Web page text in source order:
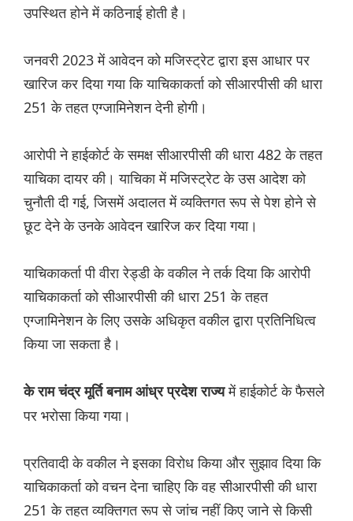
उपस्थित होने में कठिनाई होती है।
जनवरी 2023 में आवेदन को मजिस्ट्रेट द्वारा इस आधार पर
खारिज कर दिया गया कि याचिकाकर्ता को सीआरपीसी की धारा
251 के तहत एग्जामिनेशन देनी होगी।
आरोपी ने हाईकोर्ट के समक्ष सीआरपीसी की धारा 482 के तहत
याचिका दायर की। याचिका में मजिस्ट्रेट के उस आदेश को
चुनौती दी गई, जिसमें अदालत में व्यक्तिगत रूप से पेश होने से
छूट देने के उनके आवेदन खारिज कर दिया गया।
याचिकाकर्ता पी वीरा रेड्डी के वकील ने तर्क दिया कि आरोपी
याचिकाकर्ता को सीआरपीसी की धारा 251 के तहत
एग्जामिनेशन के लिए उसके अधिकृत वकील द्वारा प्रतिनिधित्व
किया जा सकता है।
के राम चंद्र मूर्ति बनाम आंध्र प्रदेश राज्यमें हाईकोर्ट के फैसले
पर भरोसा किया गया।
प्रतिवादी के वकील ने इसका विरोध किया और सुझाव दिया कि
याचिकाकर्ता को वचन देना चाहिए कि वह सीआरपीसी की धारा
251 के तहत व्यक्तिगत रूप से जांच नहीं किए जाने से किसी